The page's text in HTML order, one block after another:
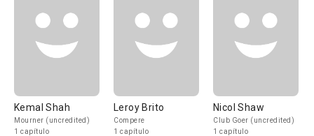
Kemal Shah
Mourner (uncredited)
1 capítulo
Leroy Brito
Compere
1 capítulo
Nicol Shaw
Club Goer (uncredited)
1 capítulo